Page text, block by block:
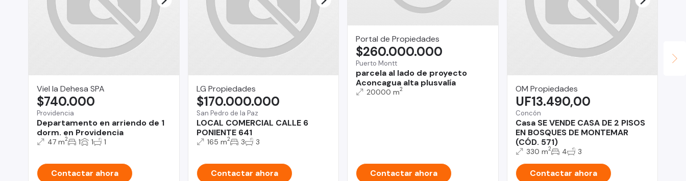
Viel la Dehesa SPA
Providencia
Departamento en arriendo de 1
dorm. en Providencia
$740.000
47 m2 1 1 1
Contactar ahora
LG Propiedades
San Pedro de la Paz
LOCAL COMERCIAL CALLE 6
PONIENTE 641
$170.000.000
165 m2 3 3
Contactar ahora
Portal de Propiedades
Puerto Montt
parcela al lado de proyecto
Aconcagua alta plusvalía
$260.000.000
20000 m2
Contactar ahora
OM Propiedades
Concón
Casa SE VENDE CASA DE 2 PISOS
EN BOSQUES DE MONTEMAR
(CÓD. 571)
UF13.490,00
330 m2 4 3
Contactar ahora